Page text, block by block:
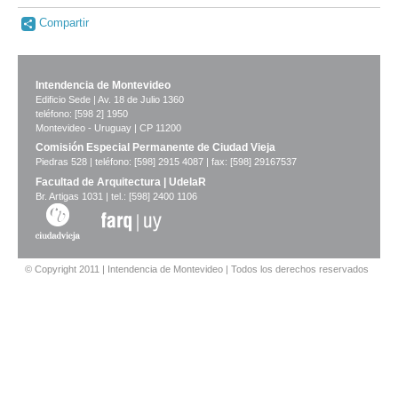
Compartir
Intendencia de Montevideo
Edificio Sede | Av. 18 de Julio 1360
teléfono: [598 2] 1950
Montevideo - Uruguay | CP 11200
Comisión Especial Permanente de Ciudad Vieja
Piedras 528 | teléfono: [598] 2915 4087 | fax: [598] 29167537
Facultad de Arquitectura | UdelaR
Br. Artigas 1031 | tel.: [598] 2400 1106
© Copyright 2011 | Intendencia de Montevideo | Todos los derechos reservados